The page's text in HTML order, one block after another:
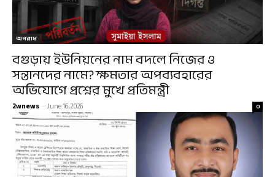
অপরাধ
বগুড়ায় ইউনিয়নের নাম বদলে নিজের ও
সন্তানদের নামে? ক্ষমতার অপব্যবহারের
অভিযোগে প্রশ্নের মুখে প্রতিমন্ত্রী
2wnews -June 16, 2026 0